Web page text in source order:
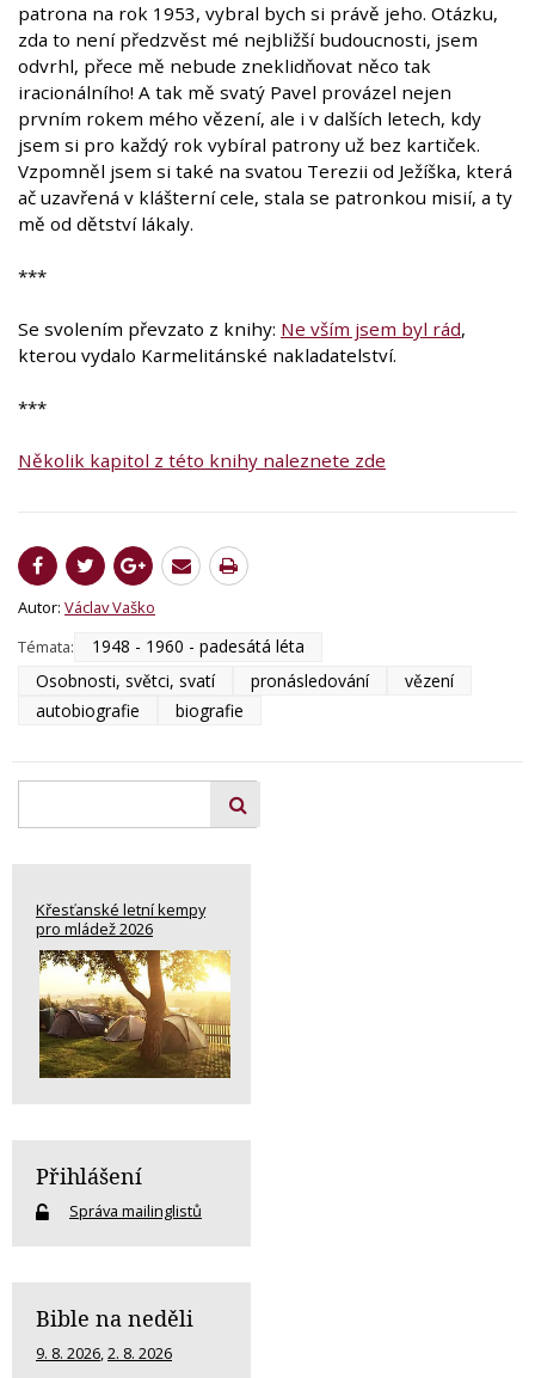
patrona na rok 1953, vybral bych si právě jeho. Otázku,
zda to není předzvěst mé nejbližší budoucnosti, jsem
odvrhl, přece mě nebude zneklidňovat něco tak
iracionálního! A tak mě svatý Pavel provázel nejen
prvním rokem mého vězení, ale i v dalších letech, kdy
jsem si pro každý rok vybíral patrony už bez kartiček.
Vzpomněl jsem si také na svatou Terezii od Ježíška, která
ač uzavřená v klášterní cele, stala se patronkou misií, a ty
mě od dětství lákaly.
***
Se svolením převzato z knihy: Ne vším jsem byl rád,
kterou vydalo Karmelitánské nakladatelství.
***
Několik kapitol z této knihy naleznete zde
Autor: Václav Vaško
Témata:
1948 - 1960 - padesátá léta
Osobnosti, světci, svatí
pronásledování
vězení
autobiografie
biografie
Křesťanské letní kempy
pro mládež 2026
Přihlášení
Správa mailinglistů
Bible na neděli
9. 8. 2026,2. 8. 2026